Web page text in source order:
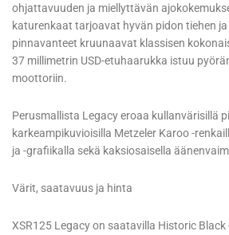
ohjattavuuden ja miellyttävän
katurenkaat tarjoavat hyvän pidon tiehen
pinnavanteet kruunaavat klassisen
37 millimetrin USD-etuhaarukka istuu
moottoriin.
Perusmallista Legacy eroaa kullanvärisillä
karkeampikuvioisilla Metzeler Karoo -
ja -grafiikalla sekä kaksiosaisella
Värit, saatavuus ja hinta
XSR125 Legacy on saatavilla Historic